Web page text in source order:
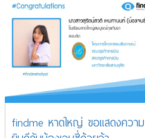
findme หาดใหญ่ ขอแสดงความ